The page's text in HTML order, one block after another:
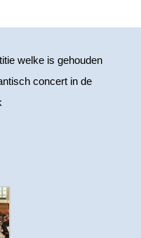
welke is gehouden
concert in de